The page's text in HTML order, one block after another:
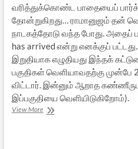
வரித்துக்கொண்ட பாதையைப்
தோன்றுகிறது… ராமானுஜம் தன்
நாடகத்தோடு வந்த போது. அதைப்
has arrived என்று எனக்குப்
இறுதியாக எழுதியது இந்தக்
பகுதிகள் வெளியாவதற்கு
விட்டார். இன்னும் ஆறாத
இப்பகுதியை வெளியிடுகிறோம்).
View Moreஇன்றைய